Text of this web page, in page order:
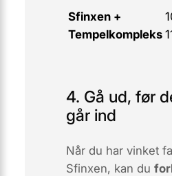
Sfinxen +
Tempelkompleks
4. Gå ud, før
går ind
Når du har vinket
Sfinxen, kan du